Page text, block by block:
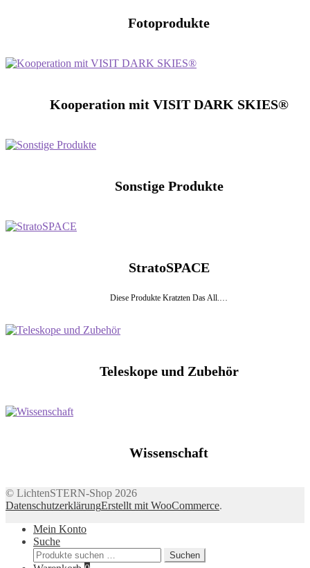
Fotoprodukte
Kooperation mit VISIT DARK SKIES®
Sonstige Produkte
StratoSPACE
Diese Produkte Kratzten Das All.…
Teleskope und Zubehör
Wissenschaft
© LichtenSTERN-Shop 2026
DatenschutzerklärungErstellt mit WooCommerce.
Mein Konto
Suche
Suchen
nach:
Suchen